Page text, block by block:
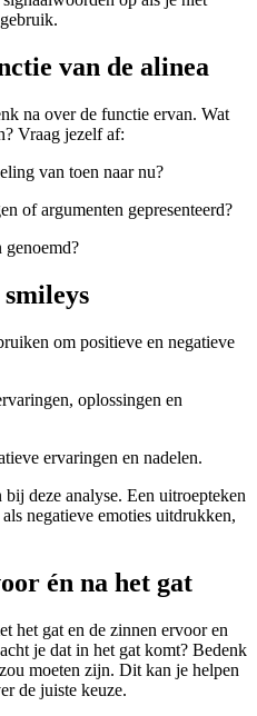
van de alinea
na over de functie ervan. Wat
Vraag jezelf af:
van toen naar nu?
of argumenten gepresenteerd?
genoemd?
om positieve en negatieve
oplossingen en
ervaringen en nadelen.
deze analyse. Een uitroepteken
negatieve emoties uitdrukken,
én na het gat
het gat en de zinnen ervoor en
je dat in het gat komt? Bedenk
moeten zijn. Dit kan je helpen
de juiste keuze.